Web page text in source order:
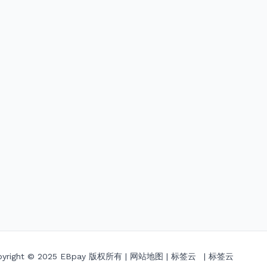
© 2025 EBpay 版权所有 | 网站地图 | 标签云 | 标签云